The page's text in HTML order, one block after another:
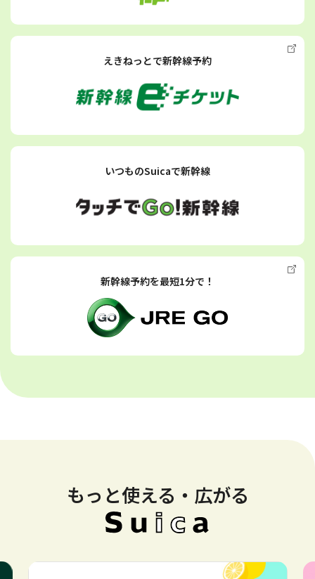
えきねっとで新幹線予約
いつものSuicaで新幹線
新幹線予約を最短1分で！
もっと使える・広がる